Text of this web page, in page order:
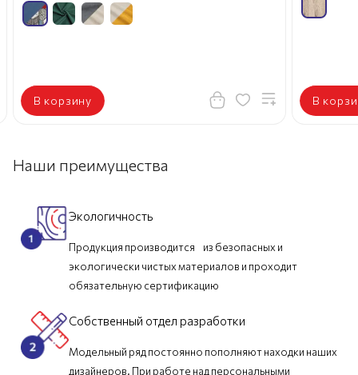
В корзину В
Наши преимущества
Экологичность
Продукция производится из безопасных и
экологически чистых материалов и проходит
обязательную сертификацию
Собственный отдел разработки
Модельный ряд постоянно пополняют находки наших
дизайнеров. При работе над персональными